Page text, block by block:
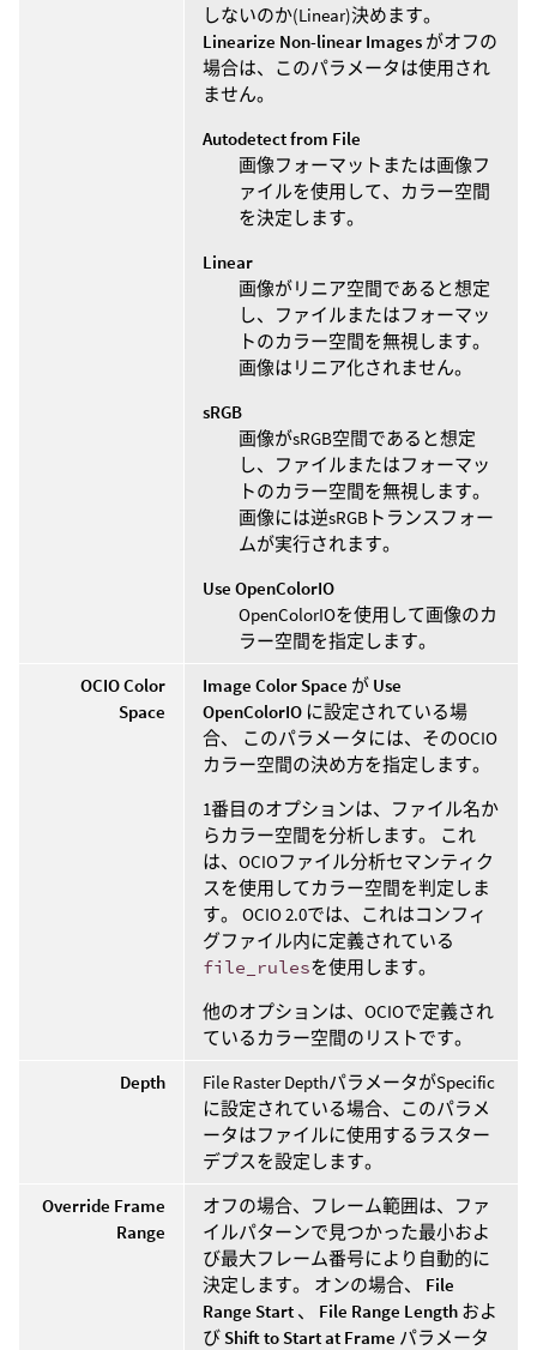
しないのか(Linear)決めます。
Linearize Non-linear Images がオフの
場合は、このパラメータは使用され
ません。
Autodetect from File
画像フォーマットまたは画像フ
ァイルを使用して、カラー空間
を決定します。
Linear
画像がリニア空間であると想定
し、ファイルまたはフォーマッ
トのカラー空間を無視します。
画像はリニア化されません。
sRGB
画像がsRGB空間であると想定
し、ファイルまたはフォーマッ
トのカラー空間を無視します。
画像には逆sRGBトランスフォー
ムが実行されます。
Use OpenColorIO
OpenColorIOを使用して画像のカ
ラー空間を指定します。
OCIO Color
Space
Image Color Space が Use
OpenColorIO に設定されている場
合、 このパラメータには、そのOCIO
カラー空間の決め方を指定します。
1番目のオプションは、ファイル名か
らカラー空間を分析します。 これ
は、OCIOファイル分析セマンティク
スを使用してカラー空間を判定しま
す。 OCIO 2.0では、これはコンフィ
グファイル内に定義されている
file_rulesを使用します。
他のオプションは、OCIOで定義され
ているカラー空間のリストです。
Depth
File Raster DepthパラメータがSpecific
に設定されている場合、このパラメ
ータはファイルに使用するラスター
デプスを設定します。
Override Frame
Range
オフの場合、フレーム範囲は、ファ
イルパターンで見つかった最小およ
び最大フレーム番号により自動的に
決定します。 オンの場合、 File
Range Start 、 File Range Length およ
び Shift to Start at Frame パラメータ